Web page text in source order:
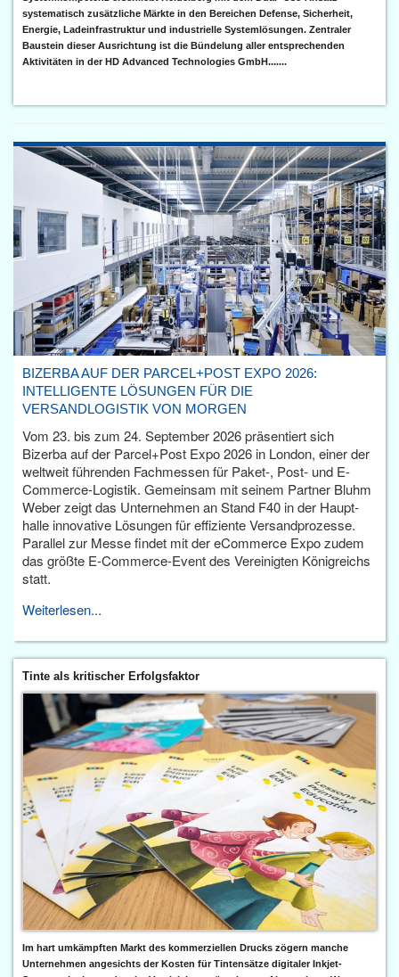
systematisch zusätzliche Märkte in den Bereichen Defense, Sicherheit,
Energie, Ladeinfrastruktur und industrielle Systemlösungen. Zentraler
Baustein dieser Ausrichtung ist die Bündelung aller entsprechenden
Aktivitäten in der HD Advanced Technologies GmbH.......
BIZERBA AUF DER PARCEL+POST EXPO 2026:
INTELLIGENTE LÖSUNGEN FÜR DIE
VERSANDLOGISTIK VON MORGEN
Vom 23. bis zum 24. September 2026 präsentiert sich
Bizerba auf der Parcel+Post Expo 2026 in London, einer der
weltweit führenden Fachmessen für Paket-, Post- und E-
Commerce-Logistik. Gemeinsam mit seinem Partner Bluhm
Weber zeigt das Unternehmen an Stand F40 in der Haupt­
halle innovative Lösungen für effiziente Versandprozesse.
Parallel zur Messe findet mit der eCommerce Expo zudem
das größte E-Commerce-Event des Vereinigten Königreichs
statt.
Weiterlesen...
Tinte als kritischer Erfolgsfaktor
Im hart umkämpften Markt des kommerziellen Drucks zögern manche
Unternehmen angesichts der Kosten für Tintensätze digitaler Inkjet-